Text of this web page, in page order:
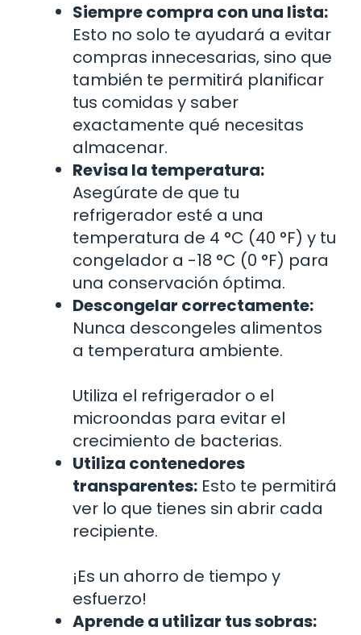
Siempre compra con una lista:
Esto no solo te ayudará a evitar
compras innecesarias, sino que
también te permitirá planificar
tus comidas y saber
exactamente qué necesitas
almacenar.
Revisa la temperatura:
Asegúrate de que tu
refrigerador esté a una
temperatura de 4 °C (40 °F) y tu
congelador a -18 °C (0 °F) para
una conservación óptima.
Descongelar correctamente:
Nunca descongeles alimentos
a temperatura ambiente.
Utiliza el refrigerador o el
microondas para evitar el
crecimiento de bacterias.
Utiliza contenedores
transparentes: Esto te permitirá
ver lo que tienes sin abrir cada
recipiente.
¡Es un ahorro de tiempo y
esfuerzo!
Aprende a utilizar tus sobras: